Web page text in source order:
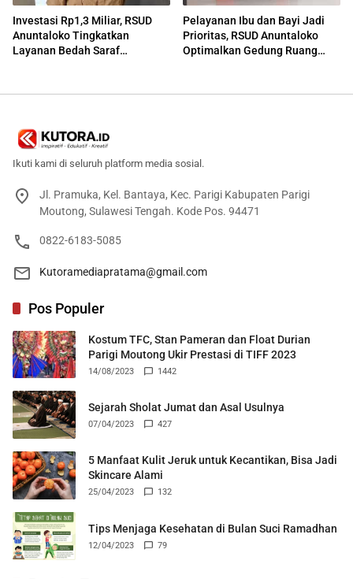
Investasi Rp1,3 Miliar, RSUD
Anuntaloko Tingkatkan
Layanan Bedah Saraf
Pelayanan Ibu dan Bayi Jadi
Prioritas, RSUD Anuntaloko
Optimalkan Gedung Ruang
Ikuti kami di seluruh platform media sosial.
Jl. Pramuka, Kel. Bantaya, Kec. Parigi Kabupaten Parigi
Moutong, Sulawesi Tengah. Kode Pos. 94471
0822-6183-5085
Kutoramediapratama@gmail.com
Pos Populer
Kostum TFC, Stan Pameran dan Float Durian
Parigi Moutong Ukir Prestasi di TIFF 2023
14/08/2023 1442
Sejarah Sholat Jumat dan Asal Usulnya
07/04/2023 427
5 Manfaat Kulit Jeruk untuk Kecantikan, Bisa Jadi
Skincare Alami
25/04/2023 132
Tips Menjaga Kesehatan di Bulan Suci Ramadhan
12/04/2023 79